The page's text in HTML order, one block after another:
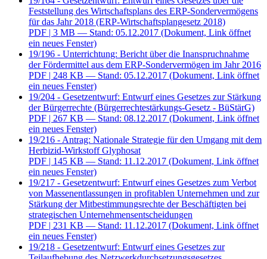
Feststellung des Wirtschaftsplans des ERP-Sondervermögens
für das Jahr 2018 (ERP-Wirtschaftsplangesetz 2018)
PDF | 3 MB — Stand: 05.12.2017 (Dokument, Link öffnet
ein neues Fenster)
19/196 - Unterrichtung: Bericht über die Inanspruchnahme
der Fördermittel aus dem ERP-Sondervermögen im Jahr 2016
PDF | 248 KB — Stand: 05.12.2017 (Dokument, Link öffnet
ein neues Fenster)
19/204 - Gesetzentwurf: Entwurf eines Gesetzes zur Stärkung
der Bürgerrechte (Bürgerrechtestärkungs-Gesetz - BüStärG)
PDF | 267 KB — Stand: 08.12.2017 (Dokument, Link öffnet
ein neues Fenster)
19/216 - Antrag: Nationale Strategie für den Umgang mit dem
Herbizid-Wirkstoff Glyphosat
PDF | 145 KB — Stand: 11.12.2017 (Dokument, Link öffnet
ein neues Fenster)
19/217 - Gesetzentwurf: Entwurf eines Gesetzes zum Verbot
von Massenentlassungen in profitablen Unternehmen und zur
Stärkung der Mitbestimmungsrechte der Beschäftigten bei
strategischen Unternehmensentscheidungen
PDF | 231 KB — Stand: 11.12.2017 (Dokument, Link öffnet
ein neues Fenster)
19/218 - Gesetzentwurf: Entwurf eines Gesetzes zur